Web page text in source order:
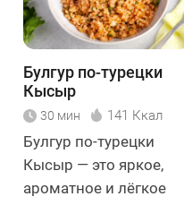
Булгур по-турецки
Кысыр
30 мин 141 Ккал
Булгур по-турецки
Кысыр — это яркое,
ароматное и лёгкое